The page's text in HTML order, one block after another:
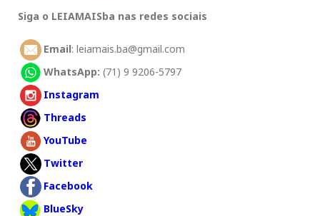
Siga o LEIAMAISba nas redes sociais
Email: leiamais.ba@gmail.com
WhatsApp: (71) 9 9206-5797
Instagram
Threads
YouTube
Twitter
Facebook
BlueSky